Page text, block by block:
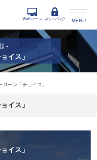
MENU
Webローン ネットバンク
-
イス」
ローン「チョイス」
イス」
イス」